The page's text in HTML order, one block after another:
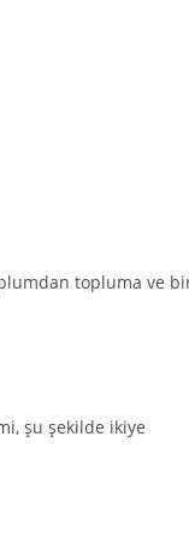
topluma ve
şu şekilde ikiye